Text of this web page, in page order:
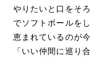
やりたいと口をそ
でソフトボールを
恵まれているのが
「いい仲間に巡り